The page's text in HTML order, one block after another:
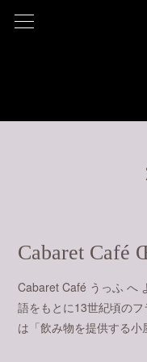
Cabaret Café
Cabaret Café うっふ へ
語をもとに13世紀頃の
は「飲み物を提供する